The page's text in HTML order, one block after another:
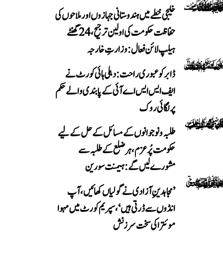
خلیجی خطے میں ہندوستانی جہازوں اور ملاحوں کی
حفاظت حکومت کی اولین ترجیح، 24 گھنٹے
ہیلپ لائن فعال: وزارتِ خارجہ
ڈابر کو عبوری راحت: دہلی ہائی کورٹ نے
ایف ایس ایس اے آئی کے پابندی والے حکم
پر لگائی روک
طلبہ و نوجوانوں کے مسائل کے حل کے لیے
حکومت پُرعزم، ہر ضلع کے طلبہ سے
مشورے لیں گے: ہیمنت سورین
’مجاہدینِ آزادی نے گولیاں کھائیں، آپ
انڈوں سے ڈرتی ہیں‘، سپریم کورٹ میں مہوا
موئترا کی سخت سرزنش